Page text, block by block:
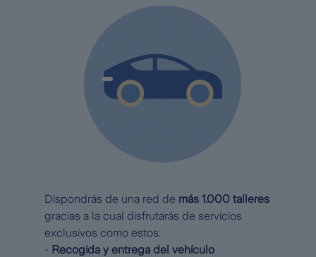
Dispondrás de una red de más 1.000 talleres
gracias a la cual disfrutarás de servicios
exclusivos como estos:
- Recogida y entrega del vehículo